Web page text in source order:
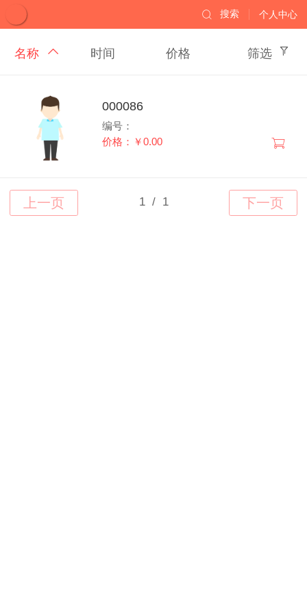
个人中心
搜索
名称 时间 价格 筛选
000086
编号：
价格：￥0.00